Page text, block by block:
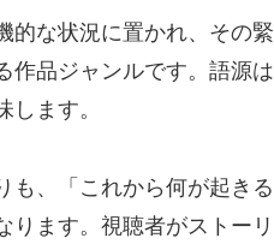
的な状況に置かれ、その
品ジャンルです。語源
ます。
も、「これから何が起き
ります。視聴者がストー